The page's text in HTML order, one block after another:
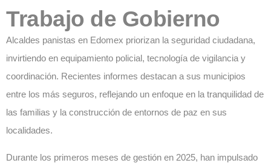
Trabajo de Gobierno
Alcaldes panistas en Edomex priorizan la seguridad ciudadana,
invirtiendo en equipamiento policial, tecnología de vigilancia y
coordinación. Recientes informes destacan a sus municipios
entre los más seguros, reflejando un enfoque en la tranquilidad de
las familias y la construcción de entornos de paz en sus
localidades.
Durante los primeros meses de gestión en 2025, han impulsado